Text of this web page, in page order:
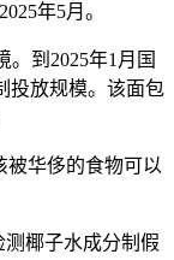
年5月。
到2025年1月国
投放规模。该面包
华侈的食物可以
椰子水成分制假